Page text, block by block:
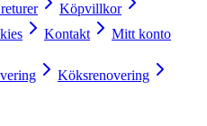
Köpvillkor
Kontakt
Mitt konto
Köksrenovering